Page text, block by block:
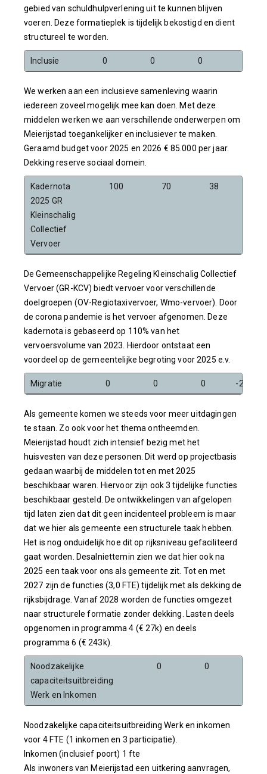
gebied van schuldhulpverlening uit te kunnen blijven
voeren. Deze formatieplek is tijdelijk bekostigd en dient
structureel te worden.
Inclusie 0 0 0
We werken aan een inclusieve samenleving waarin
iedereen zoveel mogelijk mee kan doen. Met deze
middelen werken we aan verschillende onderwerpen om
Meierijstad toegankelijker en inclusiever te maken.
Geraamd budget voor 2025 en 2026 € 85.000 per jaar.
Dekking reserve sociaal domein.
Kadernota
2025 GR
Kleinschalig
Collectief
Vervoer
100 70 38
De Gemeenschappelijke Regeling Kleinschalig Collectief
Vervoer (GR-KCV) biedt vervoer voor verschillende
doelgroepen (OV-Regiotaxivervoer, Wmo-vervoer). Door
de corona pandemie is het vervoer afgenomen. Deze
kadernota is gebaseerd op 110% van het
vervoersvolume van 2023. Hierdoor ontstaat een
voordeel op de gemeentelijke begroting voor 2025 e.v.
Migratie 0 0 0 -243
Als gemeente komen we steeds voor meer uitdagingen
te staan. Zo ook voor het thema ontheemden.
Meierijstad houdt zich intensief bezig met het
huisvesten van deze personen. Dit werd op projectbasis
gedaan waarbij de middelen tot en met 2025
beschikbaar waren. Hiervoor zijn ook 3 tijdelijke functies
beschikbaar gesteld. De ontwikkelingen van afgelopen
tijd laten zien dat dit geen incidenteel probleem is maar
dat we hier als gemeente een structurele taak hebben.
Het is nog onduidelijk hoe dit op rijksniveau gefaciliteerd
gaat worden. Desalniettemin zien we dat hier ook na
2025 een taak voor ons als gemeente zit. Tot en met
2027 zijn de functies (3,0 FTE) tijdelijk met als dekking de
rijksbijdrage. Vanaf 2028 worden de functies omgezet
naar structurele formatie zonder dekking. Lasten deels
opgenomen in programma 4 (€ 27k) en deels
programma 6 (€ 243k).
Noodzakelijke
capaciteitsuitbreiding
Werk en Inkomen
0 0
Noodzakelijke capaciteitsuitbreiding Werk en inkomen
voor 4 FTE (1 inkomen en 3 participatie).
Inkomen (inclusief poort) 1 fte
Als inwoners van Meierijstad een uitkering aanvragen,